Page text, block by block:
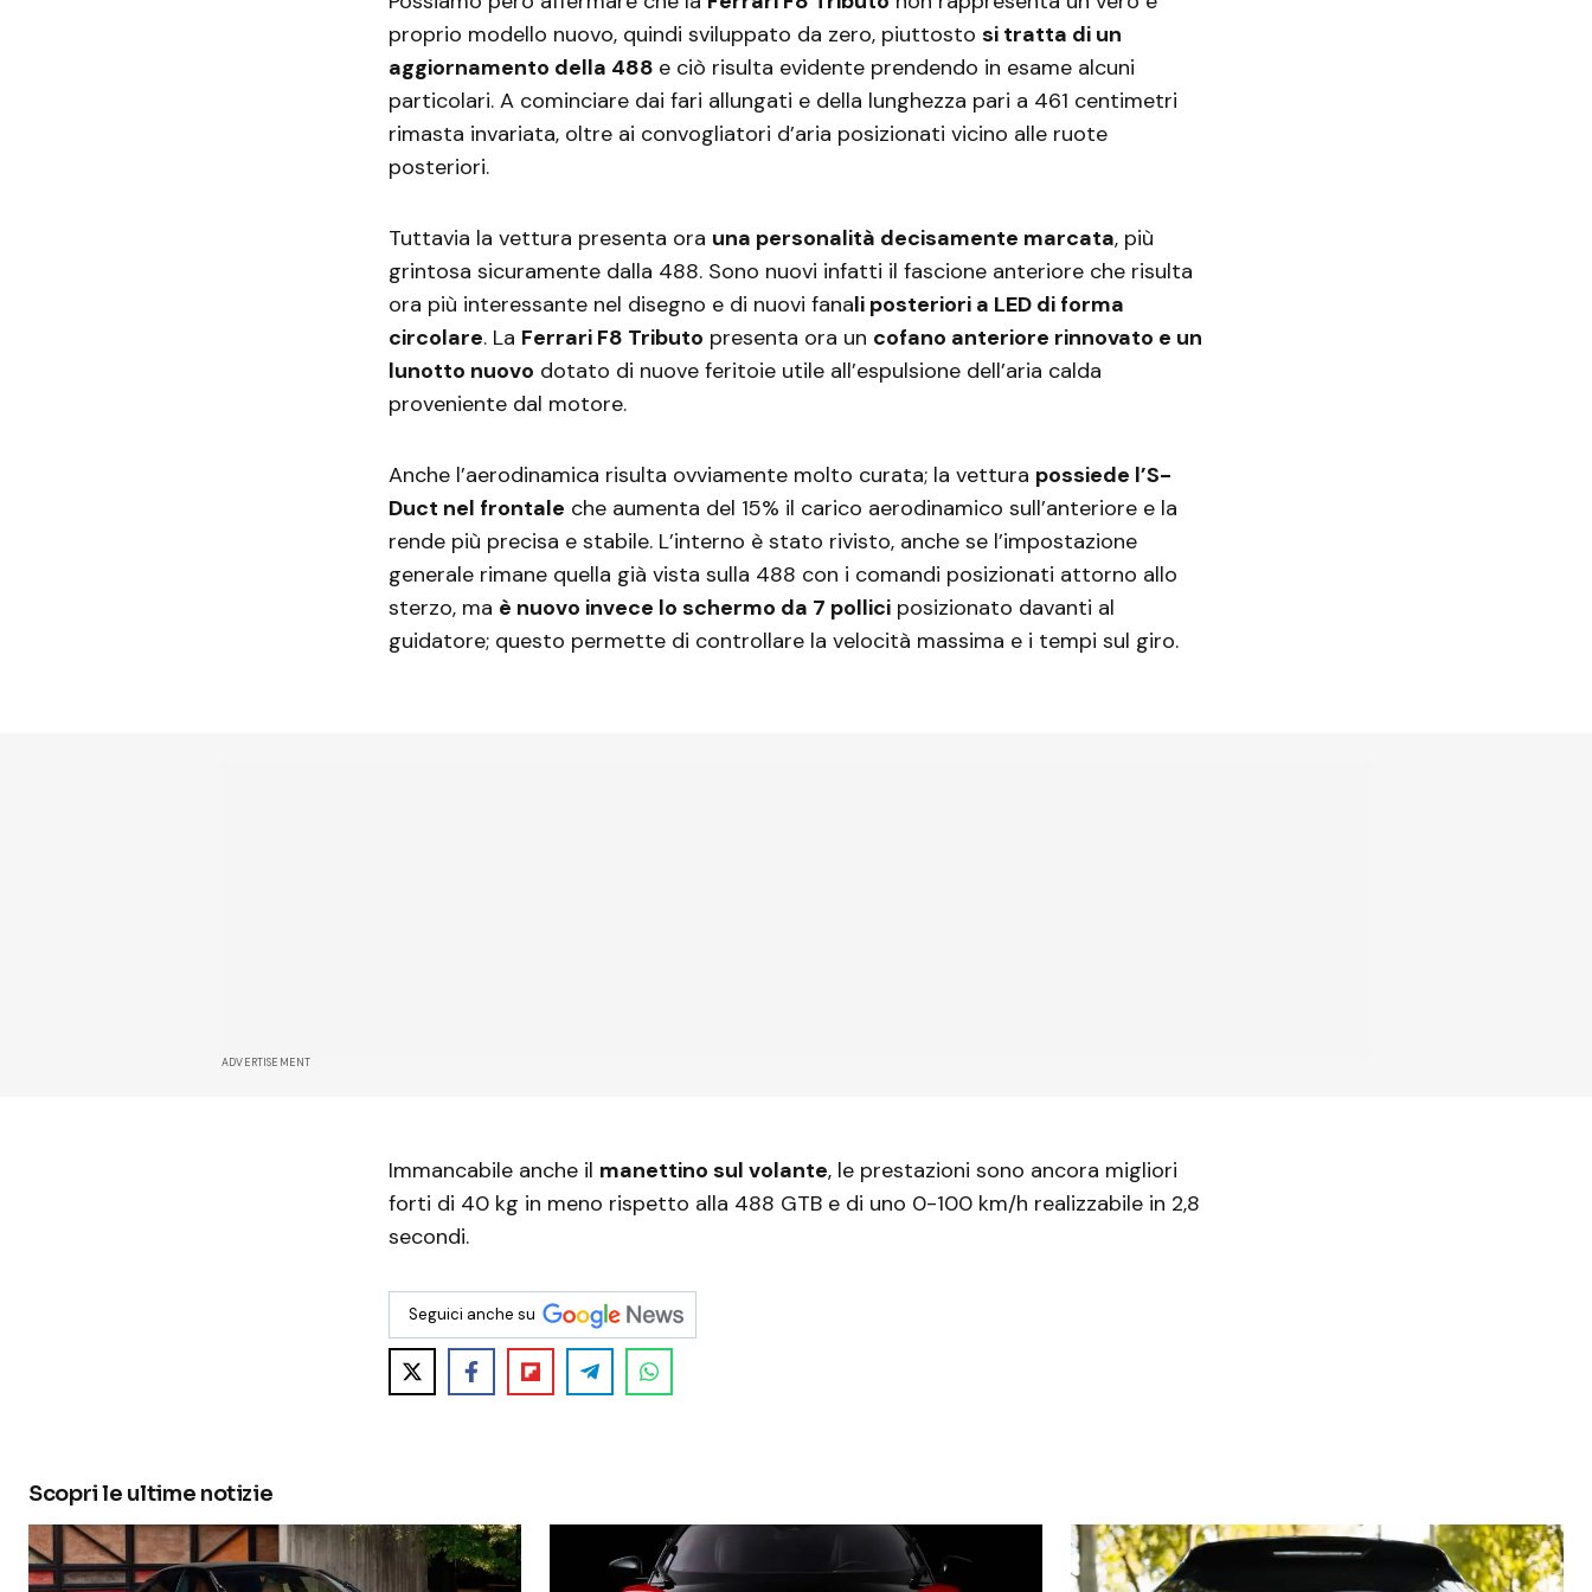
proprio modello nuovo, quindi sviluppato da zero, piuttosto si tratta di un
aggiornamento della 488 e ciò risulta evidente prendendo in esame alcuni
particolari. A cominciare dai fari allungati e della lunghezza pari a 461 centimetri
rimasta invariata, oltre ai convogliatori d’aria posizionati vicino alle ruote
posteriori.
Tuttavia la vettura presenta ora una personalità decisamente marcata, più
grintosa sicuramente dalla 488. Sono nuovi infatti il fascione anteriore che risulta
ora più interessante nel disegno e di nuovi fanali posteriori a LED di forma
circolare. La Ferrari F8 Tributo presenta ora un cofano anteriore rinnovato e un
lunotto nuovo dotato di nuove feritoie utile all’espulsione dell’aria calda
proveniente dal motore.
Anche l’aerodinamica risulta ovviamente molto curata; la vettura possiede l’S-
Duct nel frontale che aumenta del 15% il carico aerodinamico sull’anteriore e la
rende più precisa e stabile. L’interno è stato rivisto, anche se l’impostazione
generale rimane quella già vista sulla 488 con i comandi posizionati attorno allo
sterzo, ma è nuovo invece lo schermo da 7 pollici posizionato davanti al
guidatore; questo permette di controllare la velocità massima e i tempi sul giro.
ADVERTISEMENT
Immancabile anche il manettino sul volante, le prestazioni sono ancora migliori
forti di 40 kg in meno rispetto alla 488 GTB e di uno 0-100 km/h realizzabile in 2,8
secondi.
Seguici anche su
Scopri le ultime notizie